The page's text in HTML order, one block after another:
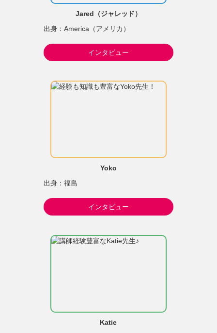
Jared（ジャレッド）
出身：America（アメリカ）
インタビュー
Yoko
出身：福島
インタビュー
Katie